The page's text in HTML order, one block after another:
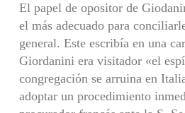
El papel de opositor de
el más ade­cuado para
general. Este escribía en una
Giordanini era visitador «el
congregación se arruina en
adoptar un procedimiento